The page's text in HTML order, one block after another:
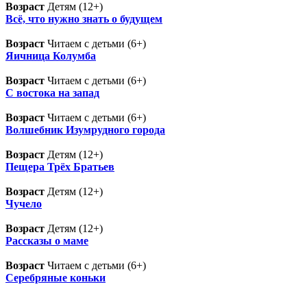
Возраст Детям (12+)
Всё, что нужно знать о будущем
Возраст Читаем с детьми (6+)
Яичница Колумба
Возраст Читаем с детьми (6+)
С востока на запад
Возраст Читаем с детьми (6+)
Волшебник Изумрудного города
Возраст Детям (12+)
Пещера Трёх Братьев
Возраст Детям (12+)
Чучело
Возраст Детям (12+)
Рассказы о маме
Возраст Читаем с детьми (6+)
Серебряные коньки